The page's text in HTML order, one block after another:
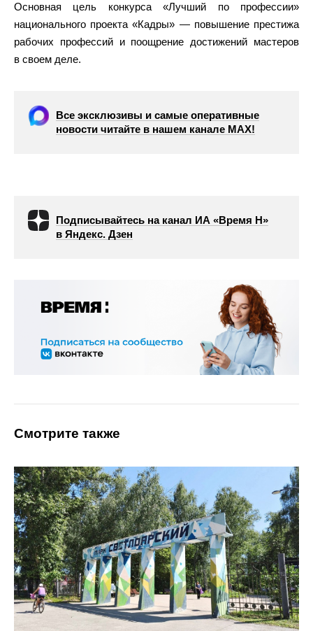
Основная цель конкурса «Лучший по профессии»
национального проекта «Кадры» — повышение престижа
рабочих профессий и поощрение достижений мастеров
в своем деле.
Все эксклюзивы и самые оперативные
новости читайте в нашем канале МАХ!
Подписывайтесь на канал ИА «Время Н»
в Яндекс. Дзен
Смотрите также